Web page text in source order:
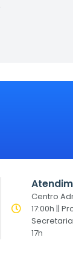
Centro
17:00h ||
17h